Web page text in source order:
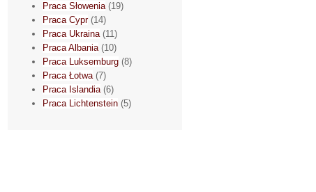
Praca Słowenia(19)
Praca Cypr(14)
Praca Ukraina(11)
Praca Albania(10)
Praca Luksemburg (8)
Praca Łotwa(7)
Praca Islandia(6)
Praca Lichtenstein (5)